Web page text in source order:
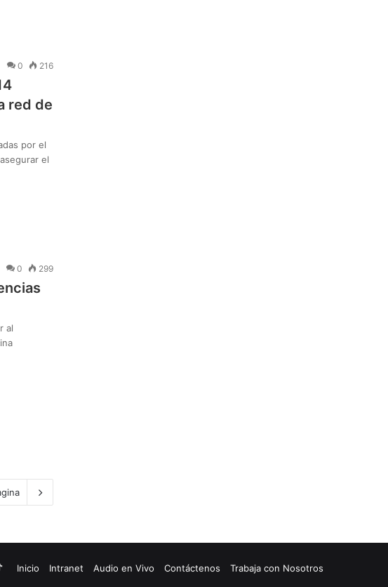
0 216
red de
por el
el
0 299
al
Inicio Intranet Audio en Vivo Contáctenos Trabaja con Nosotros
TikTok